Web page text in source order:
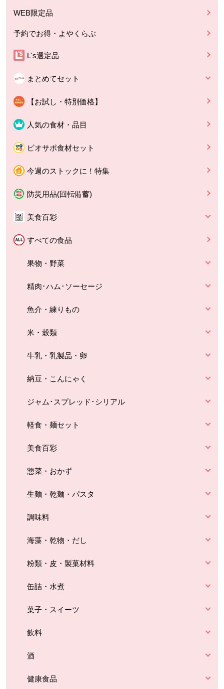
WEB限定品
予約でお得・よやくらぶ
L's選定品
まとめてセット
【お試し・特別価格】
人気の食材・品目
ビオサポ食材セット
今週のストックに！特集
防災用品(回転備蓄)
美食百彩
すべての食品
果物・野菜
精肉･ハム･ソーセージ
魚介・練りもの
米・穀類
牛乳・乳製品・卵
納豆・こんにゃく
ジャム･スプレッド･シリアル
軽食・麺セット
美食百彩
惣菜・おかず
生麺・乾麺・パスタ
調味料
海藻・乾物・だし
粉類・皮・製菓材料
缶詰・水煮
菓子・スイーツ
飲料
酒
健康食品